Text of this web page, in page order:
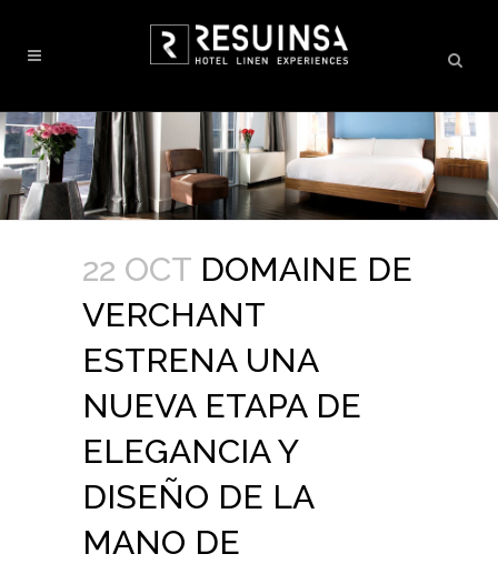
22 OCT DOMAINE DE
VERCHANT
ESTRENA UNA
NUEVA ETAPA DE
ELEGANCIA Y
DISEÑO DE LA
MANO DE